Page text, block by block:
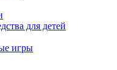
для детей
игры